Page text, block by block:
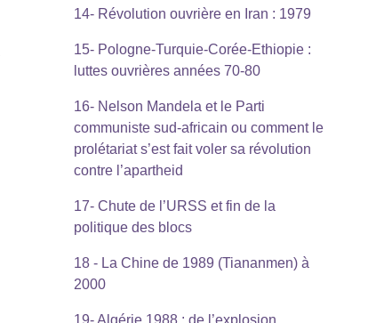
14- Révolution ouvrière en Iran : 1979
15- Pologne-Turquie-Corée-Ethiopie :
luttes ouvrières années 70-80
16- Nelson Mandela et le Parti
communiste sud-africain ou comment le
prolétariat s’est fait voler sa révolution
contre l’apartheid
17- Chute de l’URSS et fin de la
politique des blocs
18 - La Chine de 1989 (Tiananmen) à
2000